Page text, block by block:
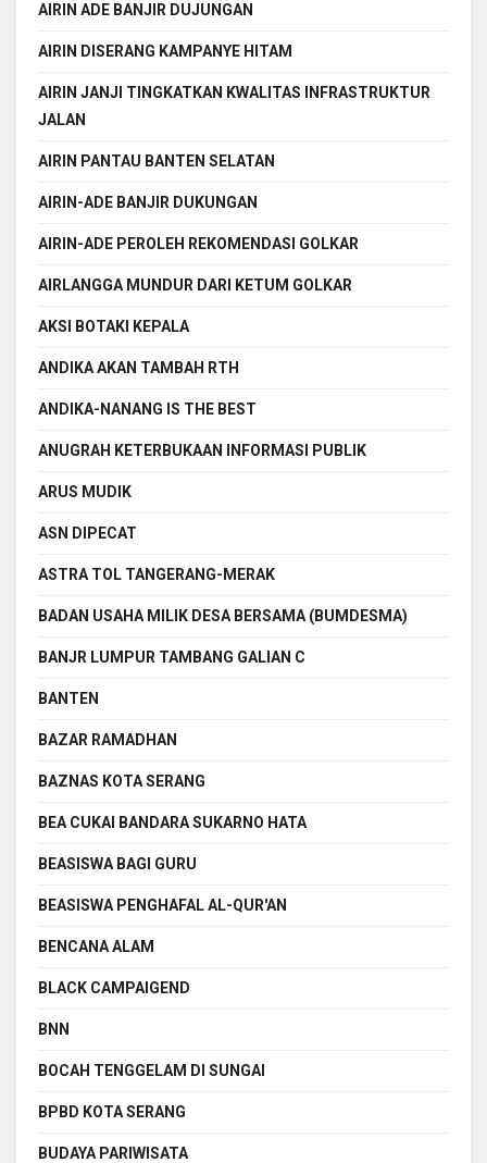
AIRIN ADE BANJIR DUJUNGAN
AIRIN DISERANG KAMPANYE HITAM
AIRIN JANJI TINGKATKAN KWALITAS INFRASTRUKTUR
JALAN
AIRIN PANTAU BANTEN SELATAN
AIRIN-ADE BANJIR DUKUNGAN
AIRIN-ADE PEROLEH REKOMENDASI GOLKAR
AIRLANGGA MUNDUR DARI KETUM GOLKAR
AKSI BOTAKI KEPALA
ANDIKA AKAN TAMBAH RTH
ANDIKA-NANANG IS THE BEST
ANUGRAH KETERBUKAAN INFORMASI PUBLIK
ARUS MUDIK
ASN DIPECAT
ASTRA TOL TANGERANG-MERAK
BADAN USAHA MILIK DESA BERSAMA (BUMDESMA)
BANJR LUMPUR TAMBANG GALIAN C
BANTEN
BAZAR RAMADHAN
BAZNAS KOTA SERANG
BEA CUKAI BANDARA SUKARNO HATA
BEASISWA BAGI GURU
BEASISWA PENGHAFAL AL-QUR'AN
BENCANA ALAM
BLACK CAMPAIGEND
BNN
BOCAH TENGGELAM DI SUNGAI
BPBD KOTA SERANG
BUDAYA PARIWISATA